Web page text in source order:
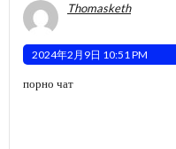
Thomasketh
2024年2月9日 10:51 PM
порно чат